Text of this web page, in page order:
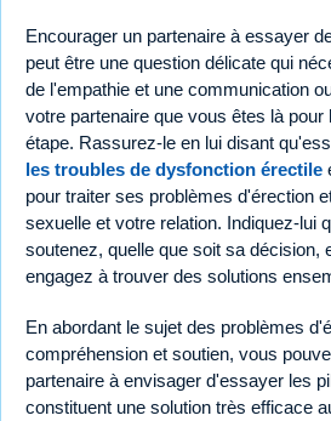
Encourager un partenaire à essayer
peut être une question délicate qui
de l'empathie et une communication
votre partenaire que vous êtes là pour
étape. Rassurez-le en lui disant
les troubles de dysfonction érectile
pour traiter ses problèmes d'érection
sexuelle et votre relation. Indiquez-lui
soutenez, quelle que soit sa décision,
engagez à trouver des solutions
En abordant le sujet des problèmes
compréhension et soutien, vous
partenaire à envisager d'essayer les
constituent une solution très efficace